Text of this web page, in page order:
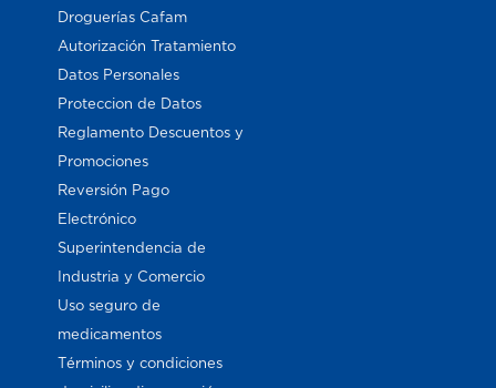
Droguerías Cafam
Autorización Tratamiento
Datos Personales
Proteccion de Datos
Reglamento Descuentos y
Promociones
Reversión Pago
Electrónico
Superintendencia de
Industria y Comercio
Uso seguro de
medicamentos
Términos y condiciones